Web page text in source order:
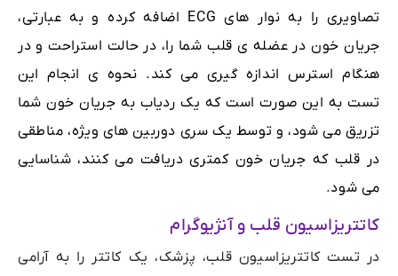
تصاویری را به نوار های ECG اضافه کرده و به عبارتی،
جریان خون در عضله ی قلب شما را، در حالت استراحت و در
هنگام استرس اندازه گیری می کند. نحوه ی انجام این
تست به این صورت است که یک ردیاب به جریان خون شما
تزریق می شود، و توسط یک سری دوربین های ویژه، مناطقی
در قلب که جریان خون کمتری دریافت می کنند، شناسایی
می شود.
کاتتریزاسیون قلب و آنژیوگرام
در تست کاتتریزاسیون قلب، پزشک، یک کاتتر را به آرامی